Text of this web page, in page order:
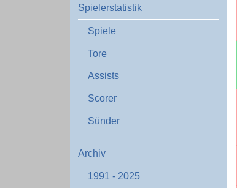
Spielerstatistik
Spiele
Tore
Assists
Scorer
Sünder
Archiv
1991 - 2025